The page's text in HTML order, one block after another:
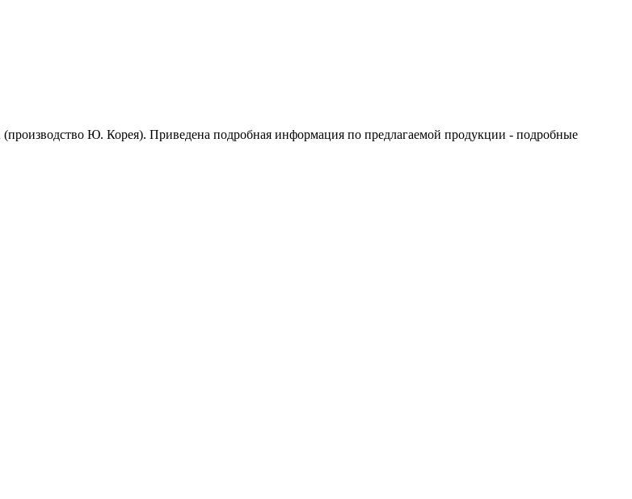
Ю. Корея). Приведена подробная информация по предлагаемой продукции - подробные